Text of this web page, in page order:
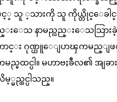
င့္ သူ ့သားကို သူ ကိုယ္တိုင္ေခါင္း
းေသ နာမည္လည္းေသသြားခဲ့
ာင္း ဂုဏ္ယူေျပာၾကမည္ျဖ
ည္မထင္ပါ။ မဟာဗႏၶဳလ၏ အျ
မည္ထင္ပါသည္။